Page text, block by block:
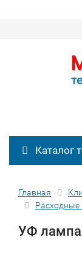
Каталог
Главная
Расходные
УФ лампа